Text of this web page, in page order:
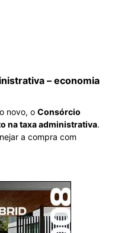
– economia
novo, o Consórcio
na taxa administrativa.
a compra com